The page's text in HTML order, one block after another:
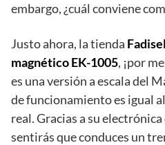
embargo, ¿cuál conviene
Justo ahora, la tienda Fadisel
magnético EK-1005, ¡por
es una versión a escala del
de funcionamiento es igual
real. Gracias a su
sentirás que conduces un